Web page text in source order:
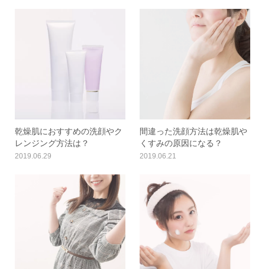
乾燥肌におすすめの洗顔やク
レンジング方法は？
2019.06.29
間違った洗顔方法は乾燥肌や
くすみの原因になる？
2019.06.21